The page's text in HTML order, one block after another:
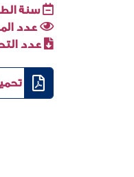
سنة
عدد
عدد